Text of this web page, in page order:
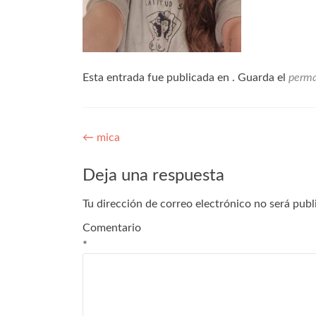
Esta entrada fue publicada en . Guarda el
← mica
Deja una respuesta
Tu dirección de correo electrónico no será
Comentario
*